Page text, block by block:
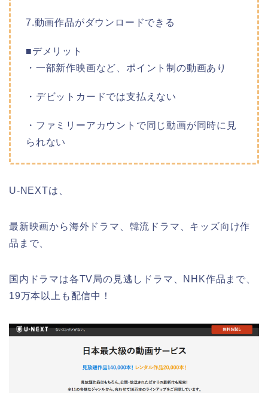
7.動画作品がダウンロードできる
■デメリット
・一部新作映画など、ポイント制の動画あり
・デビットカードでは支払えない
・ファミリーアカウントで同じ動画が同時に見
られない
U-NEXTは、
最新映画から海外ドラマ、韓流ドラマ、キッズ向け作
品まで、
国内ドラマは各TV局の見逃しドラマ、NHK作品まで、
19万本以上も配信中！